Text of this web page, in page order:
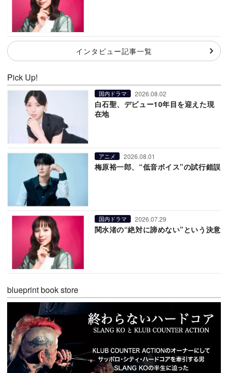
インタビュー記事一覧
Pick Up!
国内ドラマ 2026.08.02
白石聖、デビュー10年目を迎えた現
在地
アニメ 2026.08.01
梅原裕一郎、“低音ボイス”の試行錯誤
国内ドラマ 2026.07.29
関水渚の“絶対に諦めない”という決意
blueprint book store